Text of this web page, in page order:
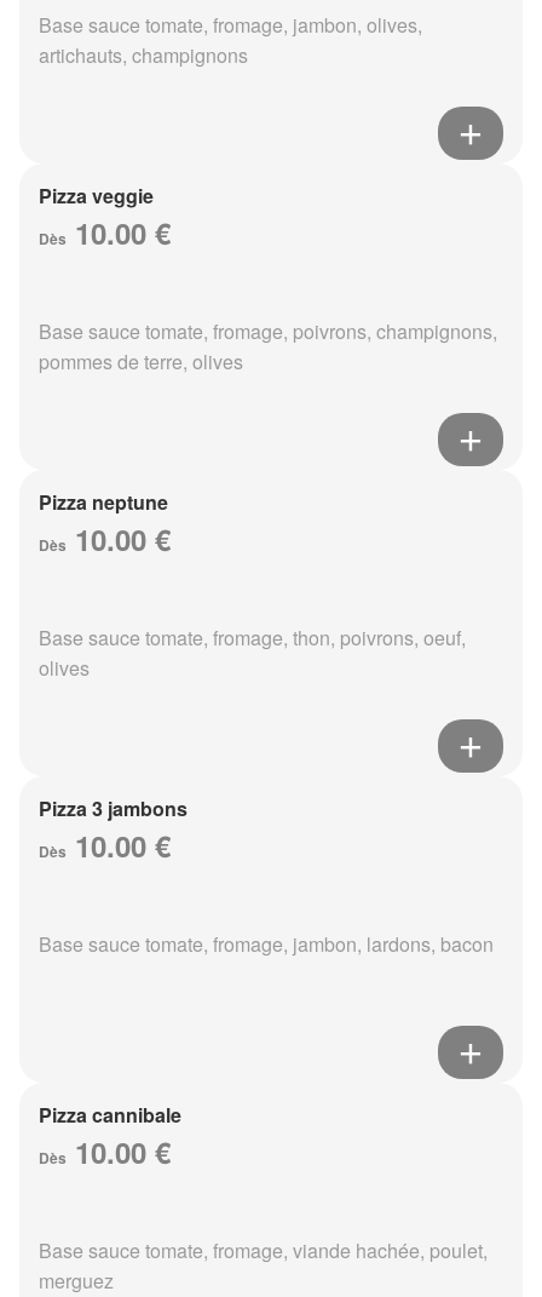
Base sauce tomate, fromage, jambon, olives,
artichauts, champignons
Pizza veggie
Dès 10.00 €
Base sauce tomate, fromage, poivrons, champignons,
pommes de terre, olives
Pizza neptune
Dès 10.00 €
Base sauce tomate, fromage, thon, poivrons, oeuf,
olives
Pizza 3 jambons
Dès 10.00 €
Base sauce tomate, fromage, jambon, lardons, bacon
Pizza cannibale
Dès 10.00 €
Base sauce tomate, fromage, viande hachée, poulet,
merguez